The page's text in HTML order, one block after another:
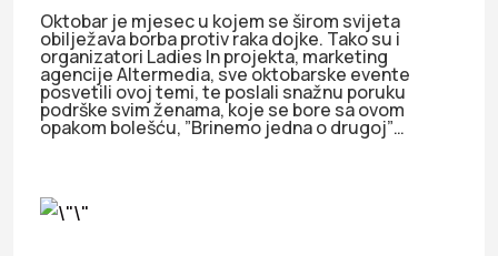
Oktobar je mjesec u kojem se širom svijeta
obilježava borba protiv raka dojke. Tako su i
organizatori Ladies In projekta, marketing
agencije Altermedia, sve oktobarske evente
posvetili ovoj temi, te poslali snažnu poruku
podrške svim ženama, koje se bore sa ovom
opakom bolešću, ”Brinemo jedna o drugoj”…